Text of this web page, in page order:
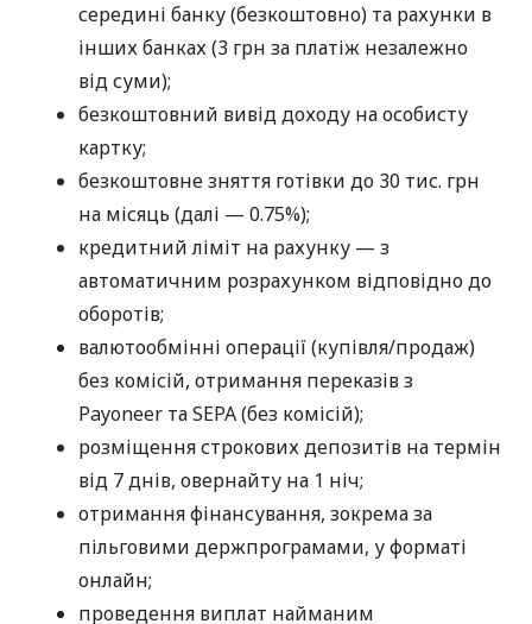
середині банку (безкоштовно) та рахунки в
інших банках (3 грн за платіж незалежно
від суми);
безкоштовний вивід доходу на особисту
картку;
безкоштовне зняття готівки до 30 тис. грн
на місяць (далі — 0.75%);
кредитний ліміт на рахунку — з
автоматичним розрахунком відповідно до
оборотів;
валютообмінні операції (купівля/продаж)
без комісій, отримання переказів з
Payoneer та SEPA (без комісій);
розміщення строкових депозитів на термін
від 7 днів, овернайту на 1 ніч;
отримання фінансування, зокрема за
пільговими держпрограмами, у форматі
онлайн;
проведення виплат найманим